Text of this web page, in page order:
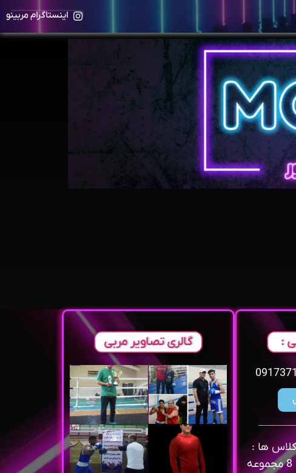
اینستاگرام مربینو
:
ها :
روزهای زوج ساعت 6 تا 8 مجموعه
گالری تصاویر مربی